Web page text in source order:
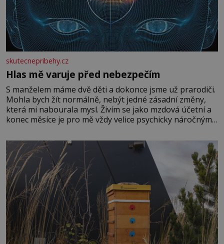
skutecnepribehy.cz
Hlas mě varuje před nebezpečím
S manželem máme dvě děti a dokonce jsme už prarodiči.
Mohla bych žít normálně, nebýt jedné zásadní změny,
která mi nabourala mysl. Živím se jako mzdová účetní a
konec měsíce je pro mě vždy velice psychicky náročným
dál častěji volá o pomoc, co se hlídání týče. Dalo by se